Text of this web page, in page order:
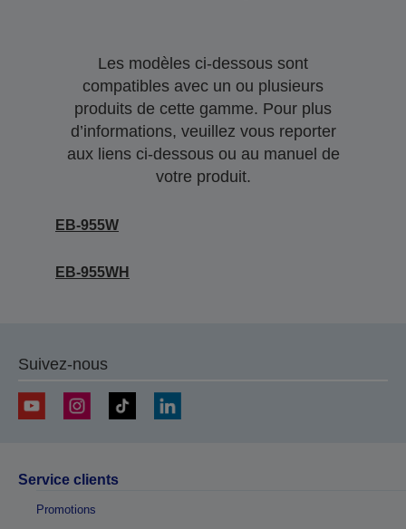
Les modèles ci-dessous sont
compatibles avec un ou plusieurs
produits de cette gamme. Pour plus
d’informations, veuillez vous reporter
aux liens ci-dessous ou au manuel de
votre produit.
EB-955W
EB-955WH
Suivez-nous
Service clients
Promotions